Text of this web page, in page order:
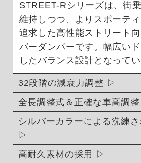
STREET-Rシリーズは、街
維持しつつ、よりスポーテ
追求した高性能ストリート
バーダンパーです。幅広い
したバランス設計となってい
32段階の減衰力調整
全長調整式＆正確な車高調整
シルバーカラーによる洗練
高耐久素材の採用